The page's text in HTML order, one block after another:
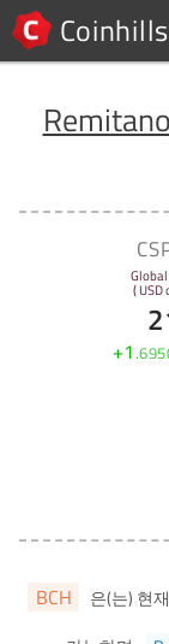
Coinhills
Remitano
(
+1.
BCH 은(는) 현재